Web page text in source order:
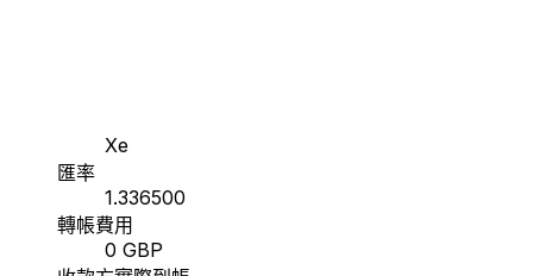
Xe
匯率
1.336500
轉帳費用
0 GBP